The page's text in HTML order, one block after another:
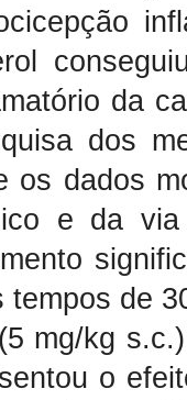
da
dos
os dados
e da
tempos de
mg/kg
o